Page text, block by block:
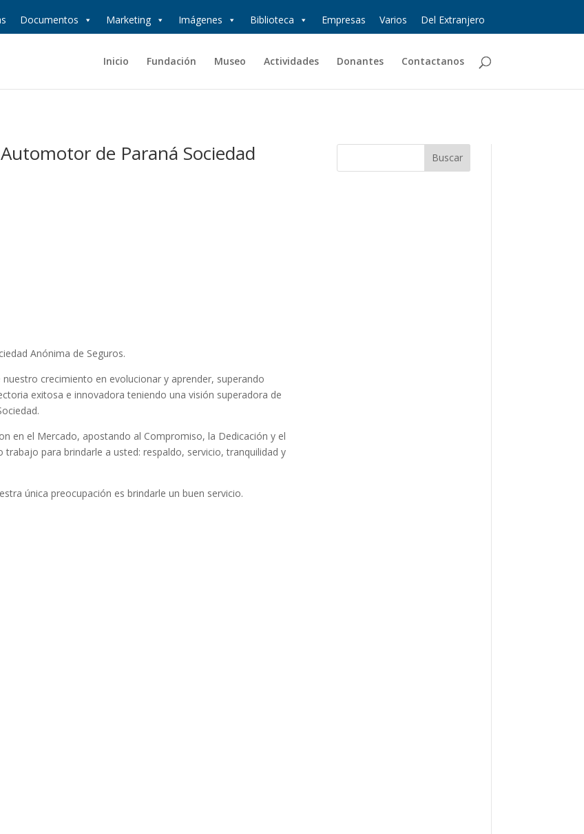
Documentos Marketing Imágenes Biblioteca Empresas Varios Del Extranjero
Inicio Fundación Museo Actividades Donantes Contactanos
de Paraná Sociedad
Anónima de Seguros.
crecimiento en evolucionar y aprender, superando
exitosa e innovadora teniendo una visión superadora de
en el Mercado, apostando al Compromiso, la Dedicación y el
para brindarle a usted: respaldo, servicio, tranquilidad y
única preocupación es brindarle un buen servicio.